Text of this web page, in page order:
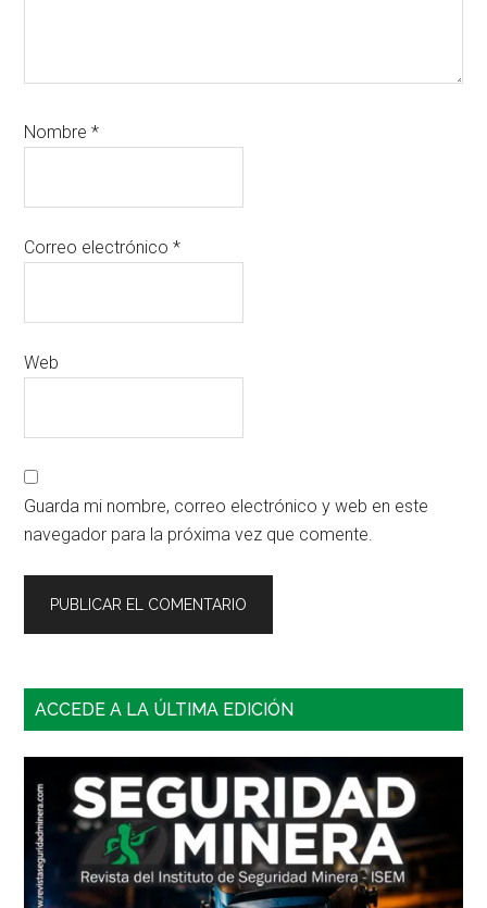
Nombre*
Correo electrónico*
Web
Guarda mi nombre, correo electrónico y web en este
navegador para la próxima vez que comente.
Barra
principal
ACCEDE A LA ÚLTIMA EDICIÓN